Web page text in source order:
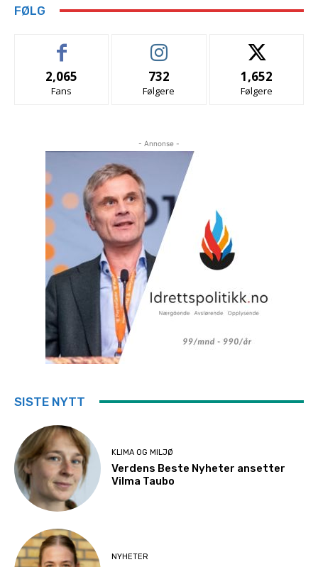
FØLG
2,065
Fans
732
Følgere
1,652
Følgere
- Annonse -
SISTE NYTT
KLIMA OG MILJØ
Verdens Beste Nyheter ansetter
Vilma Taubo
NYHETER